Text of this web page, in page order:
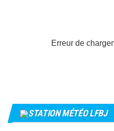
Erreur de
STATION MÉTÉO LFBJ